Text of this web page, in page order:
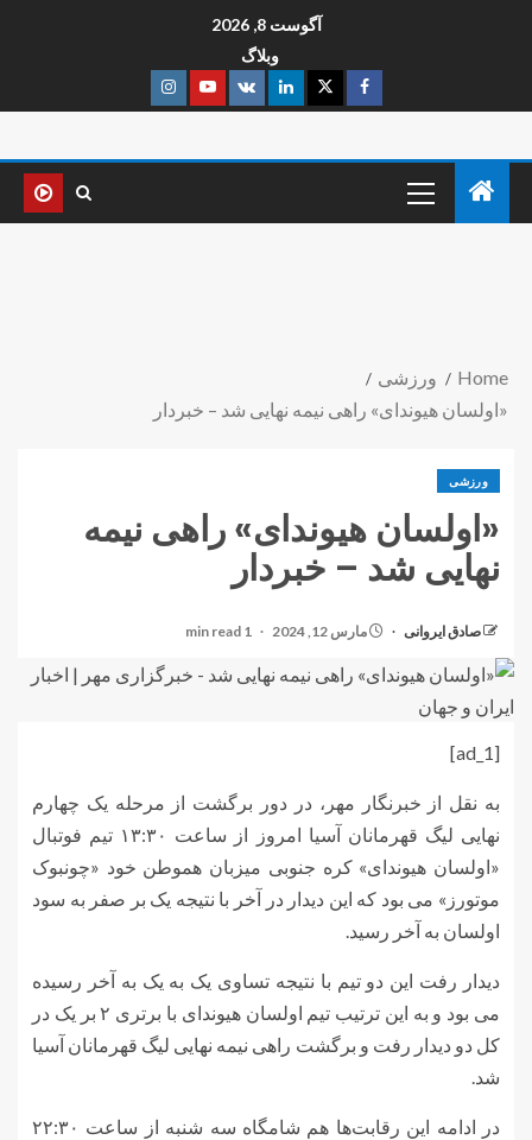
آگوست 8, 2026
وبلاگ
Home
ورزشی
«اولسان هیوندای» راهی نیمه نهایی شد – خبردار
ورزشی
«اولسان هیوندای» راهی نیمه
نهایی شد – خبردار
صادق ایروانی مارس 12, 2024 1 min read
[ad_1]
به نقل از خبرنگار مهر، در دور برگشت از مرحله یک چهارم
نهایی لیگ قهرمانان آسیا امروز از ساعت ۱۳:۳۰ تیم فوتبال
«اولسان هیوندای» کره جنوبی میزبان هموطن خود «چونبوک
موتورز» می بود که این دیدار در آخر با نتیجه یک بر صفر به سود
اولسان به آخر رسید.
دیدار رفت این دو تیم با نتیجه تساوی یک به یک به آخر رسیده
می بود و به این ترتیب تیم اولسان هیوندای با برتری ۲ بر یک در
کل دو دیدار رفت و برگشت راهی نیمه نهایی لیگ قهرمانان آسیا
شد.
در ادامه این رقابت‌ها هم شامگاه سه شنبه از ساعت ۲۲:۳۰